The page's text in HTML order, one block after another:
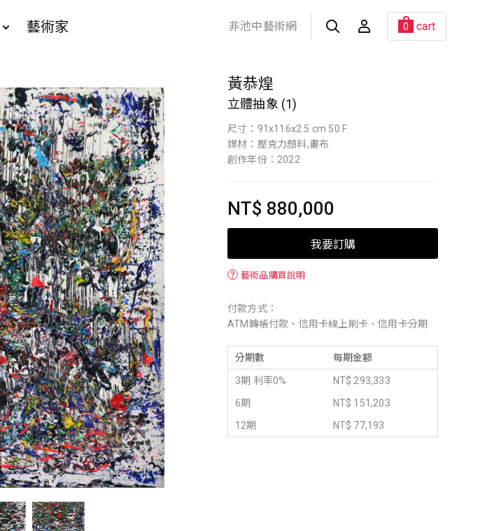
藝術家 非池中藝術網 0 cart
黃恭煌
立體抽象 (1)
尺寸：91x116x2.5 cm 50 F
媒材：壓克力顏料,畫布
創作年份：2022
NT$ 880,000
我要訂購
？ 藝術品購買說明
付款方式：
ATM轉帳付款、信用卡線上刷卡、信用卡分期
分期數 每期金額
3期 利率0%
NT$ 293,333
6期
NT$ 151,203
12期
NT$ 77,193